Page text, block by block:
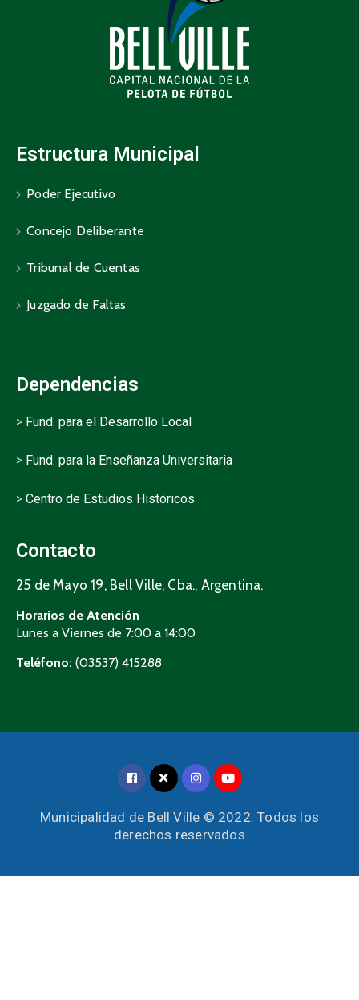
Estructura Municipal
Poder Ejecutivo
Concejo Deliberante
Tribunal de Cuentas
Juzgado de Faltas
Dependencias
> Fund. para el Desarrollo Local
> Fund. para la Enseñanza Universitaria
> Centro de Estudios Históricos
Contacto
25 de Mayo 19, Bell Ville, Cba., Argentina.
Horarios de Atención
Lunes a Viernes de 7:00 a 14:00
Teléfono: (03537) 415288
Municipalidad de Bell Ville © 2022. Todos los
derechos reservados